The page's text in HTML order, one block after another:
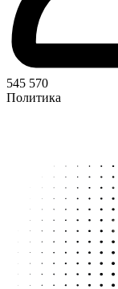
545 570
Политика